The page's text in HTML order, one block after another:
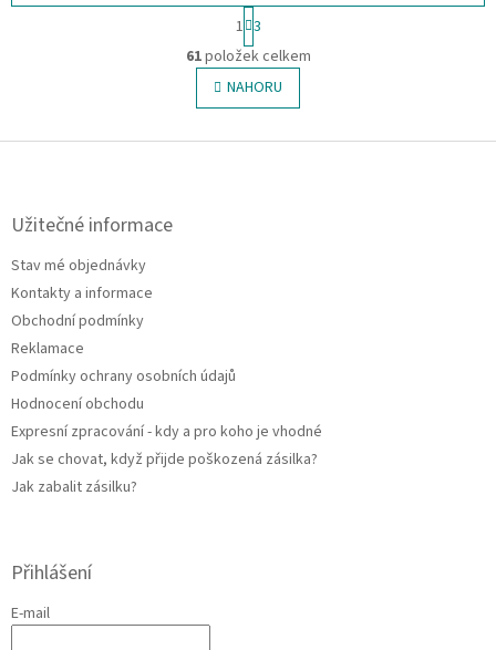
O
v
l
á
u
S
t
r
á
n
k
v
1 3
61položek celkem
NAHORU
Z
Užitečné informace
Stav mé objednávky
Kontakty a informace
Obchodní podmínky
Reklamace
Podmínky ochrany osobních údajů
Hodnocení obchodu
Expresní zpracování - kdy a pro koho je vhodné
Jak se chovat, když přijde poškozená zásilka?
Jak zabalit zásilku?
Přihlášení
E-mail